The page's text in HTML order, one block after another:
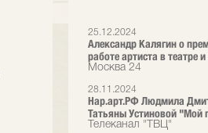
25.12.2024
Александр Калягин о
работе артиста в театре
Москва 24
28.11.2024
Нар.арт.РФ Людмила
Татьяны Устиновой "Мой
Телеканал "ТВЦ"